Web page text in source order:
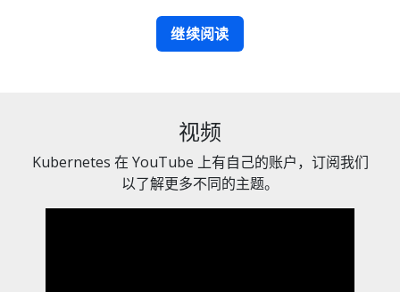
继续阅读
视频
Kubernetes 在 YouTube 上有自己的账户，订阅我们
以了解更多不同的主题。